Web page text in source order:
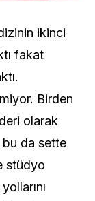
ikinci
fakat
Birden
olarak
da sette
stüdyo